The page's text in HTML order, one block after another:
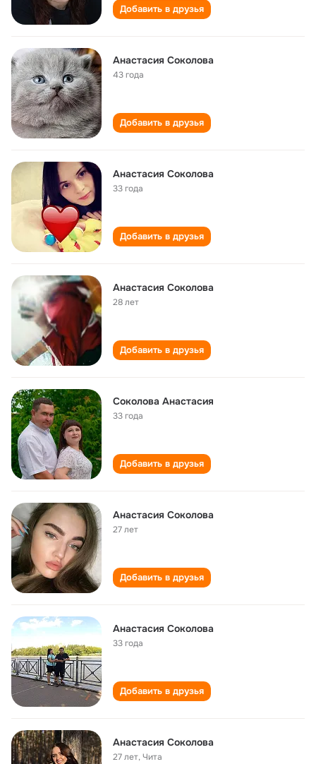
Добавить в друзья
Анастасия Соколова
43 года
Добавить в друзья
Анастасия Соколова
33 года
Добавить в друзья
Анастасия Соколова
28 лет
Добавить в друзья
Соколова Анастасия
33 года
Добавить в друзья
Анастасия Соколова
27 лет
Добавить в друзья
Анастасия Соколова
33 года
Добавить в друзья
Анастасия Соколова
27 лет,Чита